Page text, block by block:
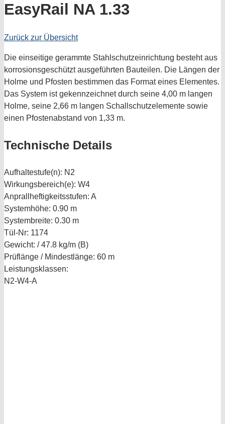
EasyRail NA 1.33
Zurück zur Übersicht
Die einseitige gerammte Stahlschutzeinrichtung besteht aus
korrosionsgeschützt ausgeführten Bauteilen. Die Längen der
Holme und Pfosten bestimmen das Format eines Elementes.
Das System ist gekennzeichnet durch seine 4,00 m langen
Holme, seine 2,66 m langen Schallschutzelemente sowie
einen Pfostenabstand von 1,33 m.
Technische Details
Aufhaltestufe(n): N2
Wirkungsbereich(e): W4
Anprallheftigkeitsstufen: A
Systemhöhe: 0.90 m
Systembreite: 0.30 m
Tül-Nr: 1174
Gewicht: / 47.8 kg/m (B)
Prüflänge / Mindestlänge: 60 m
Leistungsklassen:
N2-W4-A